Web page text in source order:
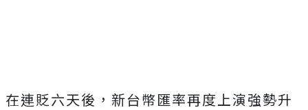
在連貶六天後，新台幣匯率再度上演強勢升